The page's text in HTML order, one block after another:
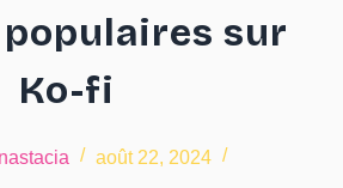
sur
Ko-fi
août 22, 2024